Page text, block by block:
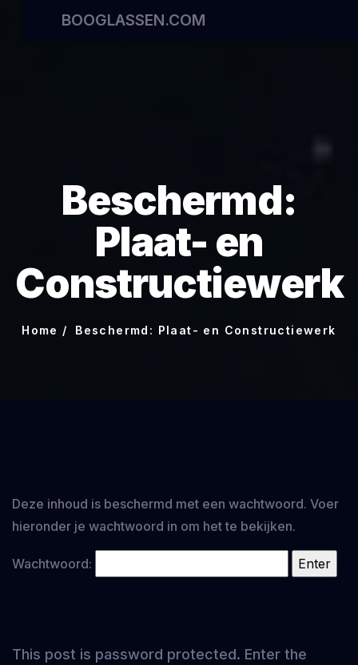
BOOGLASSEN.COM
Beschermd:
Plaat- en
Constructiewerk
Home Beschermd: Plaat- en Constructiewerk
Deze inhoud is beschermd met een wachtwoord. Voer
hieronder je wachtwoord in om het te bekijken.
Wachtwoord:
This post is password protected. Enter the